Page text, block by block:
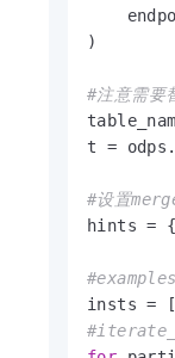
)
#注意需要
t =
#设置
hints = {